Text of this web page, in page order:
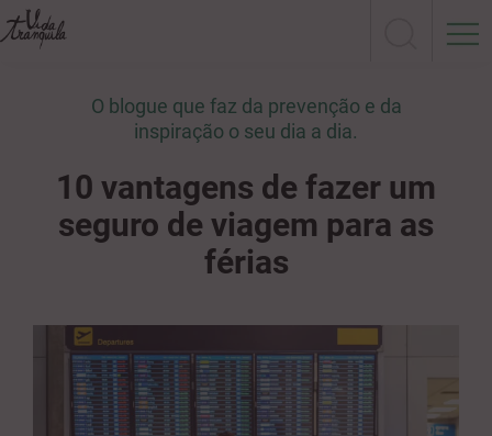
O blogue que faz da prevenção e da
inspiração o seu dia a dia.
10 vantagens de fazer um
seguro de viagem para as
férias